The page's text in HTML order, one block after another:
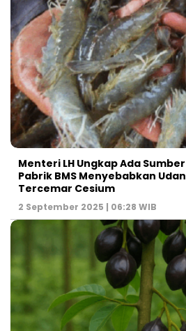
Menteri LH Ungkap Ada
Pabrik BMS Menyebabkan
Tercemar Cesium
2 September 2025 | 06:28 WIB